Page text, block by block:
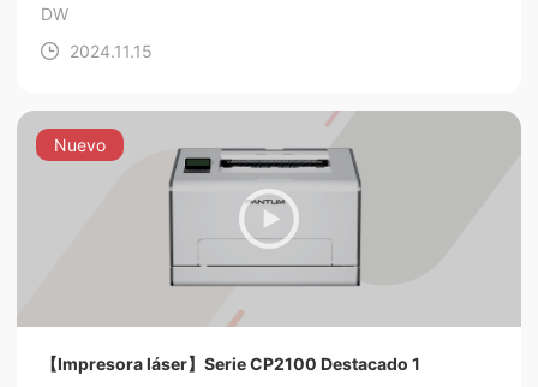
DW
2024.11.15
Nuevo
【Impresora láser】Serie CP2100 Destacado 1